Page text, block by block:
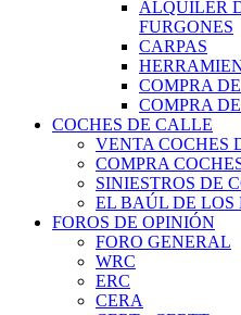
ALQUILER
FURGONES
CARPAS
COMPRA
COMPRA
COCHES DE CALLE
VENTA COCHES
COMPRA
SINIESTROS DE
EL BAÚL DE LOS
FOROS DE OPINIÓN
FORO GENERAL
WRC
ERC
CERA